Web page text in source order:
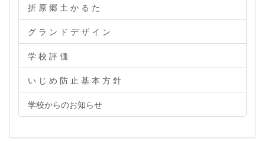
折 原 郷 土 か る た
グ ラ ン ド デ ザ イ ン
学 校 評 価
い じ め 防 止 基 本 方 針
学校からのお知らせ